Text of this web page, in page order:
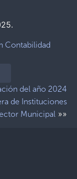
Contabilidad
del año 2024
de Instituciones
Municipal »»